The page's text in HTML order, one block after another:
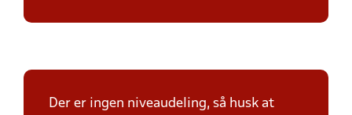
Der er ingen niveaudeling, så husk at